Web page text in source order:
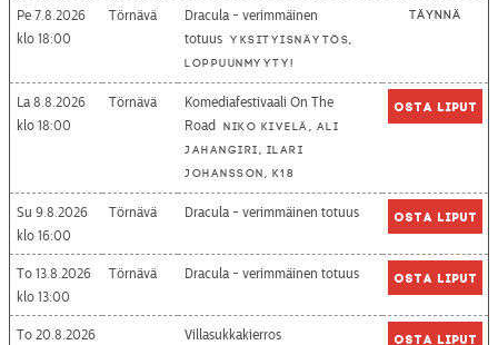
Pe 7.8.2026
18:00
Törnävä
Dracula - verimmäinen
totuus Yksityisnäytös,
loppuunmyyty!
Täynnä
La 8.8.2026
18:00
Törnävä
Komediafestivaali On The
Road
Niko Kivelä, Ali
Jahangiri, Ilari
Johansson, K18
Osta liput
Su 9.8.2026
16:00
Törnävä Dracula - verimmäinen totuus Osta liput
To 13.8.2026
13:00
Törnävä Dracula - verimmäinen totuus Osta liput
To 20.8.2026
Villasukkakierros
Osta liput